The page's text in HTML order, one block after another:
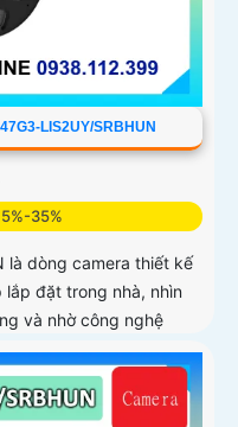
LIS2UY/SRBHUN
35%
là dòng camera thiết kế
lắp đặt trong nhà, nhìn
và nhờ công nghệ
giúp nhận diện người và